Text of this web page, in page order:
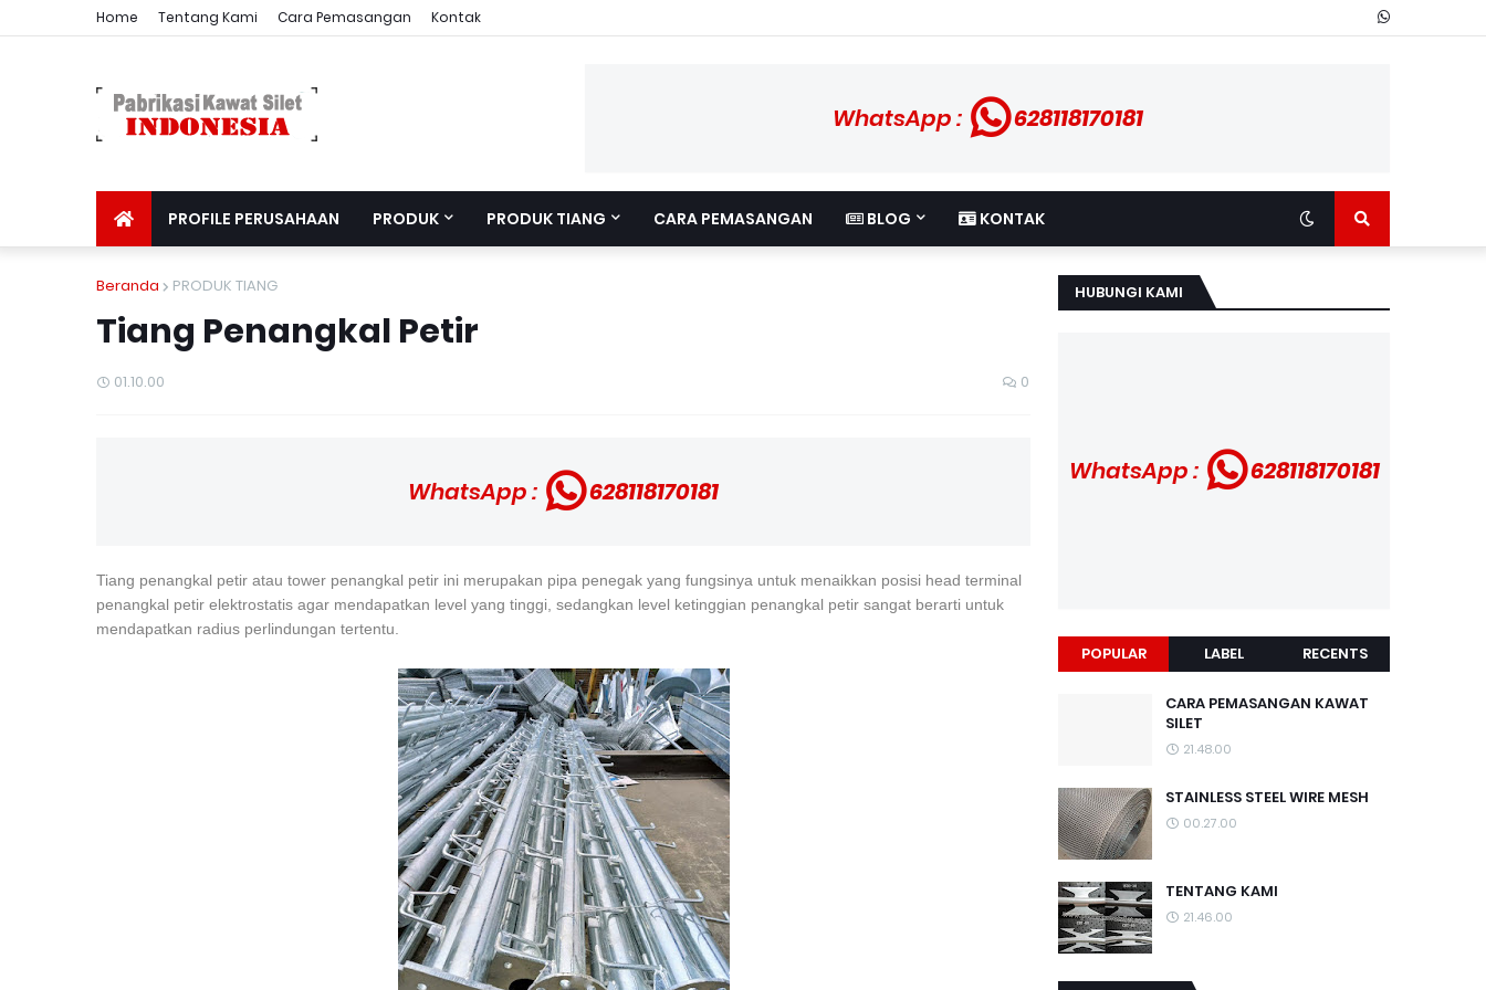
Home Tentang Kami Cara Pemasangan Kontak
WhatsApp : 628118170181
PROFILE PERUSAHAAN PRODUK PRODUK TIANG CARA PEMASANGAN BLOG KONTAK
Beranda PRODUK TIANG
Tiang Penangkal Petir
01.10.00 0
WhatsApp : 628118170181
Tiang penangkal petir atau tower penangkal petir ini merupakan pipa penegak yang fungsinya untuk menaikkan posisi head terminal
penangkal petir elektrostatis agar mendapatkan level yang tinggi, sedangkan level ketinggian penangkal petir sangat berarti untuk
mendapatkan radius perlindungan tertentu.
HUBUNGI KAMI
WhatsApp : 628118170181
POPULAR LABEL RECENTS
CARA PEMASANGAN KAWAT
SILET
21.48.00
STAINLESS STEEL WIRE MESH
00.27.00
TENTANG KAMI
21.46.00